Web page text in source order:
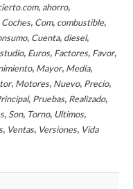
, ahorro,
Coches, Com, combustible,
, Cuenta, diesel,
, Euros, Factores, Favor,
, Mayor, Media,
, Motores, Nuevo, Precio,
, Pruebas, Realizado,
, Son, Torno, Ultimos,
, Ventas, Versiones, Vida